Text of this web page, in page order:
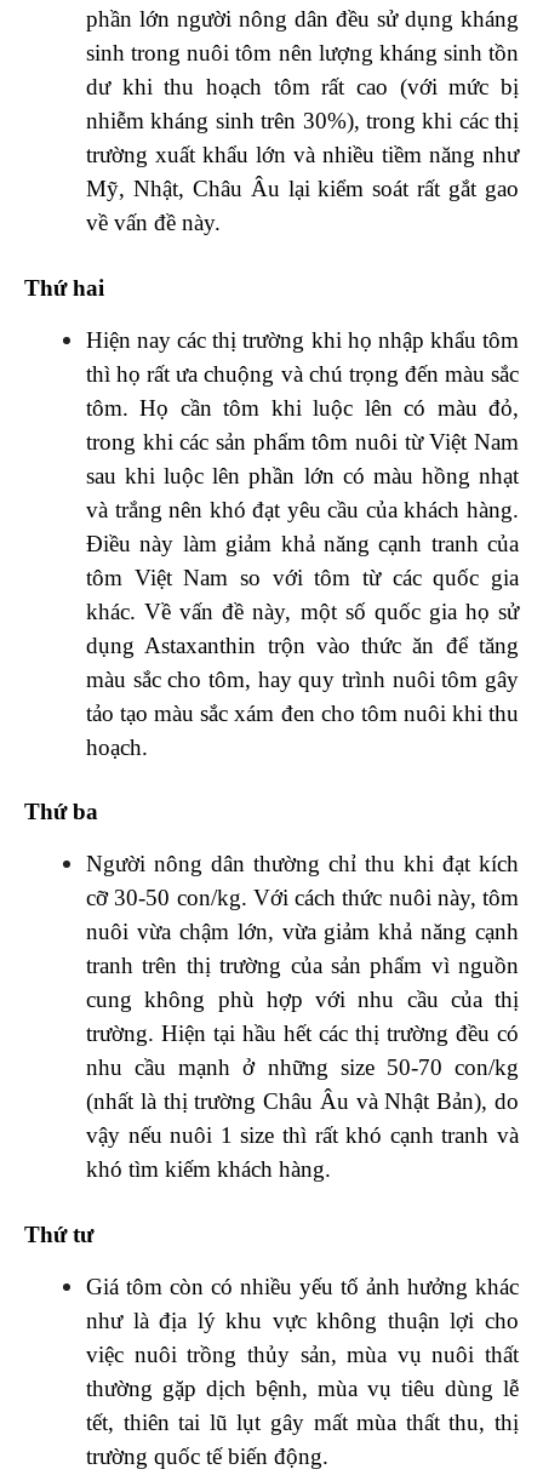
phần lớn người nông dân đều sử dụng kháng
sinh trong nuôi tôm nên lượng kháng sinh tồn
dư khi thu hoạch tôm rất cao (với mức bị
nhiễm kháng sinh trên 30%), trong khi các thị
trường xuất khẩu lớn và nhiều tiềm năng như
Mỹ, Nhật, Châu Âu lại kiểm soát rất gắt gao
về vấn đề này.
Thứ hai
Hiện nay các thị trường khi họ nhập khẩu tôm
thì họ rất ưa chuộng và chú trọng đến màu sắc
tôm. Họ cần tôm khi luộc lên có màu đỏ,
trong khi các sản phẩm tôm nuôi từ Việt Nam
sau khi luộc lên phần lớn có màu hồng nhạt
và trắng nên khó đạt yêu cầu của khách hàng.
Điều này làm giảm khả năng cạnh tranh của
tôm Việt Nam so với tôm từ các quốc gia
khác. Về vấn đề này, một số quốc gia họ sử
dụng Astaxanthin trộn vào thức ăn để tăng
màu sắc cho tôm, hay quy trình nuôi tôm gây
tảo tạo màu sắc xám đen cho tôm nuôi khi thu
hoạch.
Thứ ba
Người nông dân thường chỉ thu khi đạt kích
cỡ 30-50 con/kg. Với cách thức nuôi này, tôm
nuôi vừa chậm lớn, vừa giảm khả năng cạnh
tranh trên thị trường của sản phẩm vì nguồn
cung không phù hợp với nhu cầu của thị
trường. Hiện tại hầu hết các thị trường đều có
nhu cầu mạnh ở những size 50-70 con/kg
(nhất là thị trường Châu Âu và Nhật Bản), do
vậy nếu nuôi 1 size thì rất khó cạnh tranh và
khó tìm kiếm khách hàng.
Thứ tư
Giá tôm còn có nhiều yếu tố ảnh hưởng khác
như là địa lý khu vực không thuận lợi cho
việc nuôi trồng thủy sản, mùa vụ nuôi thất
thường gặp dịch bệnh, mùa vụ tiêu dùng lễ
tết, thiên tai lũ lụt gây mất mùa thất thu, thị
trường quốc tế biến động.